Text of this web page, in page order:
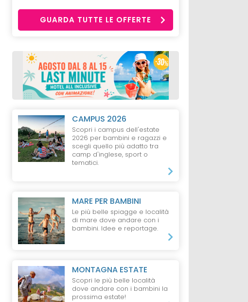
GUARDA TUTTE LE OFFERTE
CAMPUS 2026
Scopri i campus dell'estate
2026 per bambini e ragazzi e
scegli quello più adatto tra
camp d'inglese, sport o
tematici.
MARE PER BAMBINI
Le più belle spiagge e località
di mare dove andare con i
bambini. Idee e reportage.
MONTAGNA ESTATE
Scopri le più belle località
dove andare con i bambini la
prossima estate!